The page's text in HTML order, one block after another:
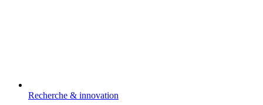
Recherche & innovation